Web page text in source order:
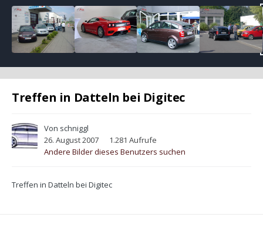
Treffen in Datteln bei Digitec
Von schniggl
26. August 2007
1.281 Aufrufe
Andere Bilder dieses Benutzers suchen
Treffen in Datteln bei Digitec